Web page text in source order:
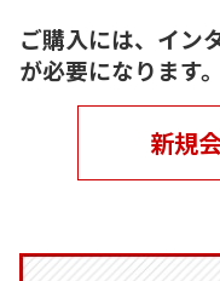
ご購入には、イン
が必要になります。
新規